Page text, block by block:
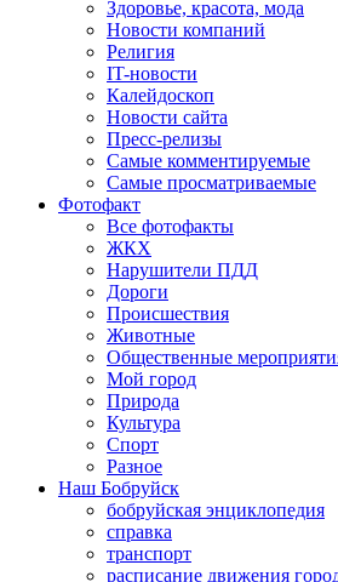
Здоровье, красота, мода
Новости компаний
Религия
IT-новости
Калейдоскоп
Новости сайта
Пресс-релизы
Самые комментируемые
Самые просматриваемые
Фотофакт
Все фотофакты
ЖКХ
Нарушители ПДД
Дороги
Происшествия
Животные
Общественные
Мой город
Природа
Культура
Спорт
Разное
Наш Бобруйск
бобруйская энциклопедия
справка
транспорт
расписание движения